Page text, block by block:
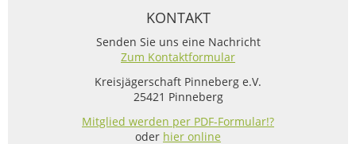
KONTAKT
Senden Sie uns eine Nachricht
Zum Kontaktformular
Kreisjägerschaft Pinneberg e.V.
25421 Pinneberg
Mitglied werden per PDF-Formular!?
oder hier online